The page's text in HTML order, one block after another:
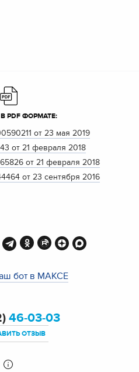
PDF ФОРМАТЕ:
от 23 мая 2019
от 21 февраля 2018
от 21 февраля 2018
от 23 сентября 2016
бот в МАКСЕ
46-03-03
ОТЗЫВ